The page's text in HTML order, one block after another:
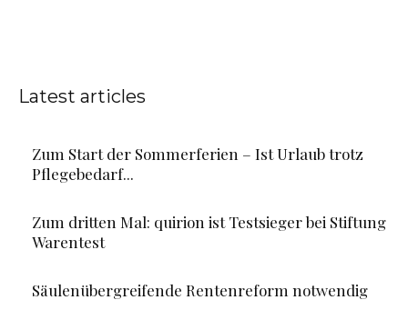
Latest articles
Zum Start der Sommerferien – Ist Urlaub trotz
Pflegebedarf...
Zum dritten Mal: quirion ist Testsieger bei Stiftung
Warentest
Säulenübergreifende Rentenreform notwendig